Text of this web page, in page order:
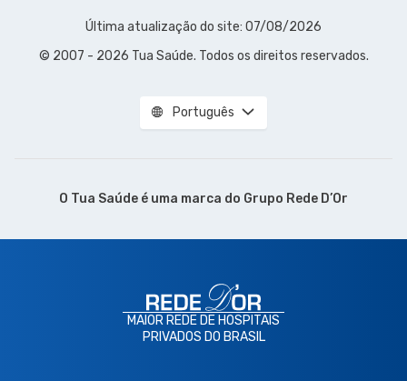
Última atualização do site: 07/08/2026
© 2007 - 2026 Tua Saúde. Todos os direitos reservados.
Português
O Tua Saúde é uma marca do Grupo Rede D’Or
MAIOR REDE DE HOSPITAIS
PRIVADOS DO BRASIL